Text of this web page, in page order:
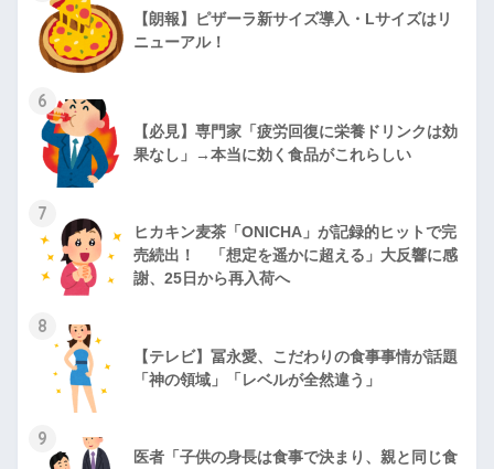
【朗報】ピザーラ新サイズ導入・Lサイズはリ
ニューアル！
6
【必見】専門家「疲労回復に栄養ドリンクは効
果なし」→本当に効く食品がこれらしい
7
ヒカキン麦茶「ONICHA」が記録的ヒットで完
売続出！ 「想定を遥かに超える」大反響に感
謝、25日から再入荷へ
8
【テレビ】冨永愛、こだわりの食事事情が話題
「神の領域」「レベルが全然違う」
9
医者「子供の身長は食事で決まり、親と同じ食